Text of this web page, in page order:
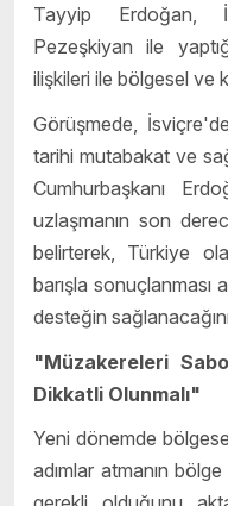
Tayyip Erdoğan,
Pezeşkiyan ile
ilişkileri ile bölgesel ve
Görüşmede,
tarihi mutabakat ve
Cumhurbaşkanı
uzlaşmanın son
belirterek, Türkiye
barışla sonuçlanması
desteğin
"Müzakereleri
Dikkatli Olunmalı"
Yeni dönemde
adımlar atmanın